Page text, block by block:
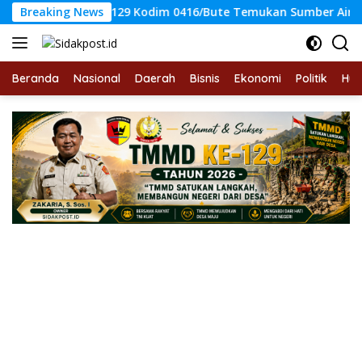
Langsung
ke
konten
Breaking News
TMMD Ke-129 Kodim 0416/Bute Temukan Sumber Air
Beranda Nasional Daerah Bisnis Ekonomi Politik